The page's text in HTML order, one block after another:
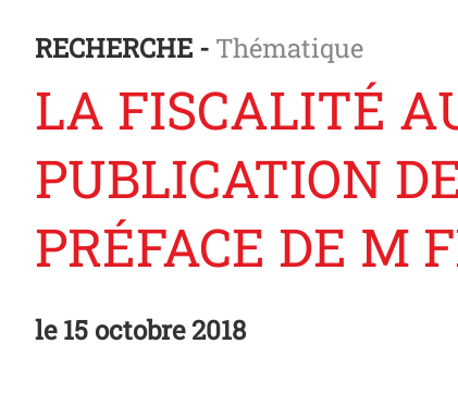
RECHERCHE - Thématique
LA FISCALITÉ
PUBLICATION
PRÉFACE DE M
le15 octobre 2018